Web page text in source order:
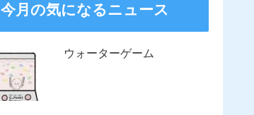
今月の気になるニュース
ウォーターゲーム